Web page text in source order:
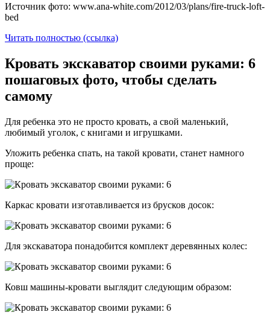
Источник фото: www.ana-white.com/2012/03/plans/fire-truck-loft-
bed
Читать полностью (ссылка)
Кровать экскаватор своими руками: 6
пошаговых фото, чтобы сделать
самому
Для ребенка это не просто кровать, а свой маленький,
любимый уголок, с книгами и игрушками.
Уложить ребенка спать, на такой кровати, станет намного
проще:
Каркас кровати изготавливается из брусков досок:
Для экскаватора понадобится комплект деревянных колес:
Ковш машины-кровати выглядит следующим образом: